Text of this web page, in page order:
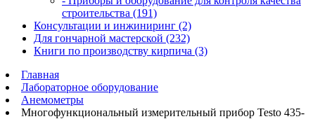
строительства (191)
Консультации и инжиниринг (2)
Для гончарной мастерской (232)
Книги по производству кирпича (3)
Главная
Лабораторное оборудование
Анемометры
Многофункциональный измерительный прибор Testo 435-